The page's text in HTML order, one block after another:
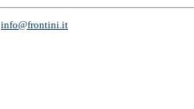
info@frontini.it